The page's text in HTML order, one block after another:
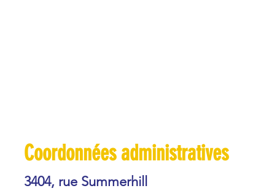
Coordonnées administratives
3404, rue Summerhill